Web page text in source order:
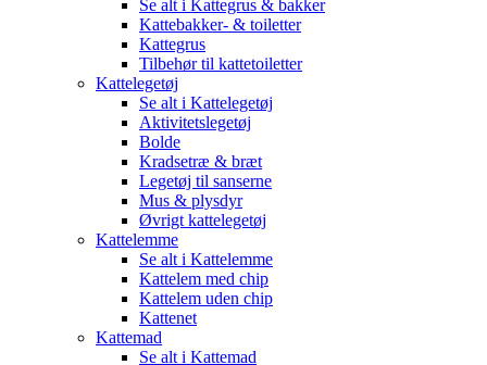
Se alt i Kattegrus & bakker
Kattebakker- & toiletter
Kattegrus
Tilbehør til kattetoiletter
Kattelegetøj
Se alt i Kattelegetøj
Aktivitetslegetøj
Bolde
Kradsetræ & bræt
Legetøj til sanserne
Mus & plysdyr
Øvrigt kattelegetøj
Kattelemme
Se alt i Kattelemme
Kattelem med chip
Kattelem uden chip
Kattenet
Kattemad
Se alt i Kattemad